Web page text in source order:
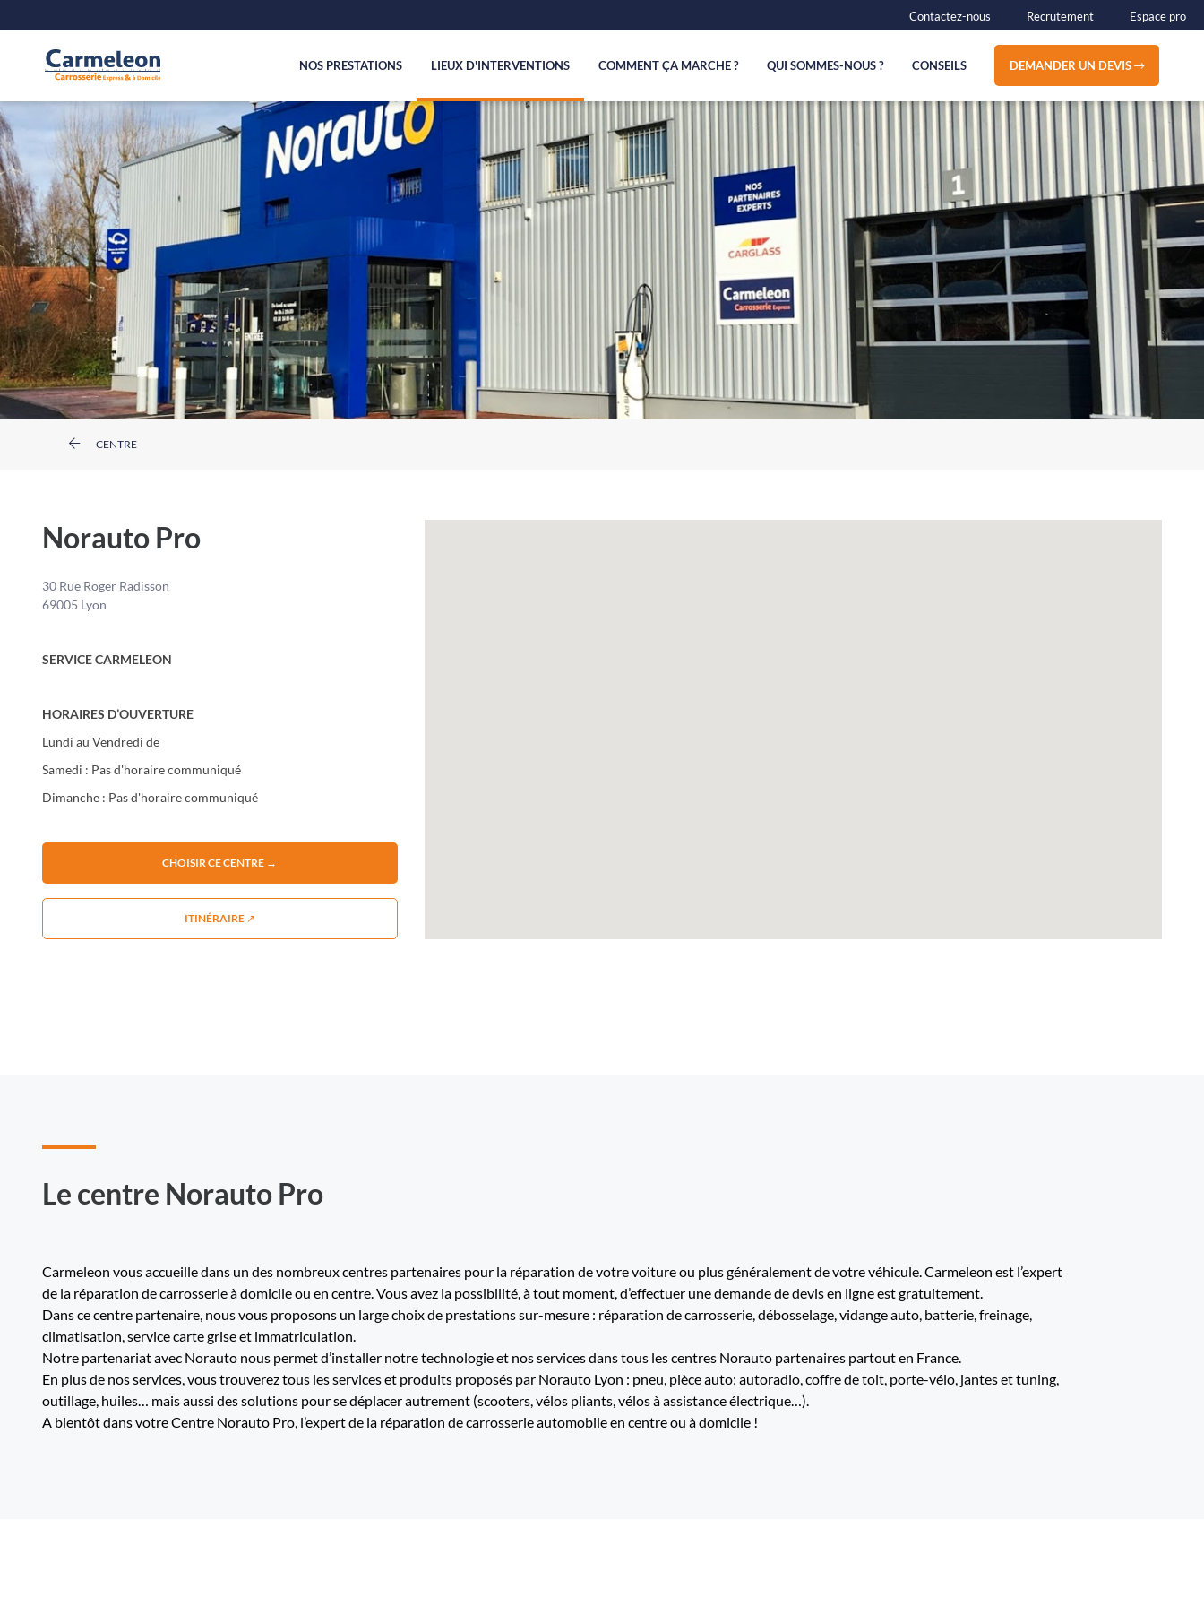
Contactez-nous Recrutement Espace pro
NOS PRESTATIONS LIEUX D'INTERVENTIONS COMMENT ÇA MARCHE ? QUI SOMMES-NOUS ? CONSEILS DEMANDER UN DEVIS
CENTRE
Norauto Pro
30 Rue Roger Radisson
69005 Lyon
SERVICE CARMELEON
HORAIRES D’OUVERTURE
Lundi au Vendredi de
Samedi : Pas d'horaire communiqué
Dimanche : Pas d'horaire communiqué
CHOISIR CE CENTRE →
ITINÉRAIRE ↗
Le centre Norauto Pro
Carmeleon vous accueille dans un des nombreux centres partenaires pour la réparation de votre voiture ou plus généralement de votre véhicule. Carmeleon est l’expert
de la réparation de carrosserie à domicile ou en centre. Vous avez la possibilité, à tout moment, d’effectuer une demande de devis en ligne est gratuitement.
Dans ce centre partenaire, nous vous proposons un large choix de prestations sur-mesure : réparation de carrosserie, débosselage, vidange auto, batterie, freinage,
climatisation, service carte grise et immatriculation.
Notre partenariat avec Norauto nous permet d’installer notre technologie et nos services dans tous les centres Norauto partenaires partout en France.
En plus de nos services, vous trouverez tous les services et produits proposés par Norauto Lyon : pneu, pièce auto; autoradio, coffre de toit, porte-vélo, jantes et tuning,
outillage, huiles… mais aussi des solutions pour se déplacer autrement (scooters, vélos pliants, vélos à assistance électrique…).
A bientôt dans votre Centre Norauto Pro, l’expert de la réparation de carrosserie automobile en centre ou à domicile !